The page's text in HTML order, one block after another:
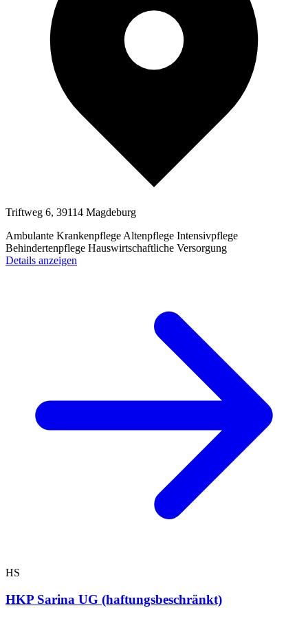
Triftweg 6, 39114 Magdeburg
Ambulante Krankenpflege Altenpflege Intensivpflege
Behindertenpflege Hauswirtschaftliche Versorgung
Details anzeigen
HS
HKP Sarina UG (haftungsbeschränkt)